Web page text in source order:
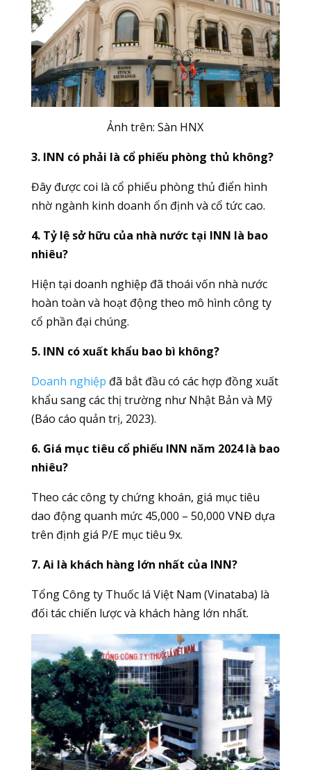
Ảnh trên: Sàn HNX
3. INN có phải là cổ phiếu phòng thủ không?
Đây được coi là cổ phiếu phòng thủ điển hình
nhờ ngành kinh doanh ổn định và cổ tức cao.
4. Tỷ lệ sở hữu của nhà nước tại INN là bao
nhiêu?
Hiện tại doanh nghiệp đã thoái vốn nhà nước
hoàn toàn và hoạt động theo mô hình công ty
cổ phần đại chúng.
5. INN có xuất khẩu bao bì không?
Doanh nghiệp đã bắt đầu có các hợp đồng xuất
khẩu sang các thị trường như Nhật Bản và Mỹ
(Báo cáo quản trị, 2023).
6. Giá mục tiêu cổ phiếu INN năm 2024 là bao
nhiêu?
Theo các công ty chứng khoán, giá mục tiêu
dao động quanh mức 45,000 – 50,000 VNĐ dựa
trên định giá P/E mục tiêu 9x.
7. Ai là khách hàng lớn nhất của INN?
Tổng Công ty Thuốc lá Việt Nam (Vinataba) là
đối tác chiến lược và khách hàng lớn nhất.